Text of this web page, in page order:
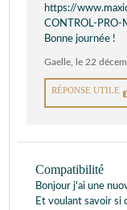
https://
CONTROL-
Bonne journée !
Gaelle le 22
RÉPONSE UTILE
Compatibilité
Bonjour j'ai une
Et voulant savoir si